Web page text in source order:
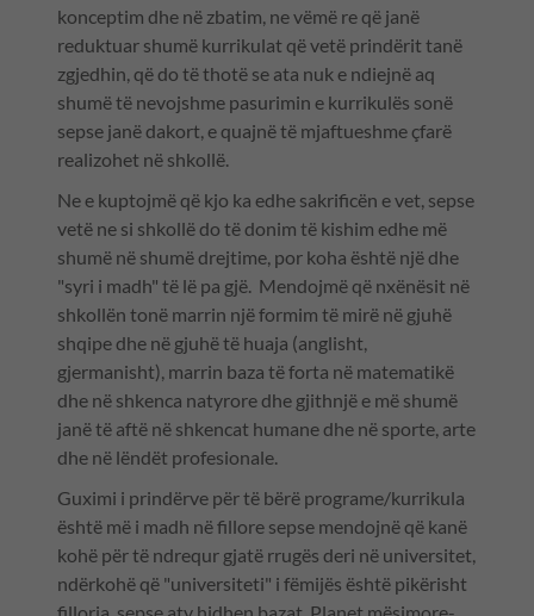
konceptim dhe në zbatim, ne vëmë re që janë
reduktuar shumë kurrikulat që vetë prindërit tanë
zgjedhin, që do të thotë se ata nuk e ndiejnë aq
shumë të nevojshme pasurimin e kurrikulës sonë
sepse janë dakort, e quajnë të mjaftueshme çfarë
realizohet në shkollë.
Ne e kuptojmë që kjo ka edhe sakrificën e vet, sepse
vetë ne si shkollë do të donim të kishim edhe më
shumë në shumë drejtime, por koha është një dhe
"syri i madh" të lë pa gjë. Mendojmë që nxënësit në
shkollën tonë marrin një formim të mirë në gjuhë
shqipe dhe në gjuhë të huaja (anglisht,
gjermanisht), marrin baza të forta në matematikë
dhe në shkenca natyrore dhe gjithnjë e më shumë
janë të aftë në shkencat humane dhe në sporte, arte
dhe në lëndët profesionale.
Guximi i prindërve për të bërë programe/kurrikula
është më i madh në fillore sepse mendojnë që kanë
kohë për të ndrequr gjatë rrugës deri në universitet,
ndërkohë që "universiteti" i fëmijës është pikërisht
fillorja, sepse aty hidhen bazat. Planet mësimore-